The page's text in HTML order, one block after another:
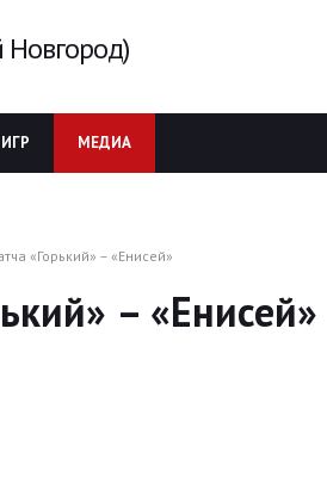
МЕДИА
«Горький» – «Енисей»
– «Енисей»